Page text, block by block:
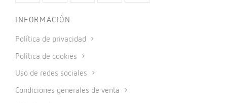
INFORMACIÓN
Política de privacidad
Política de cookies
Uso de redes sociales
Condiciones generales de venta